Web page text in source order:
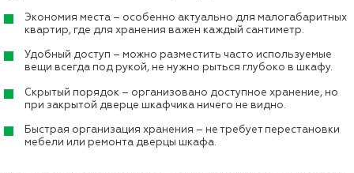
Экономия места – особенно актуально для малогабаритных
квартир, где для хранения важен каждый сантиметр.
Удобный доступ – можно разместить часто используемые
вещи всегда под рукой, не нужно рыться глубоко в шкафу.
Скрытый порядок – организовано доступное хранение, но
при закрытой дверце шкафчика ничего не видно.
Быстрая организация хранения – не требует перестановки
мебели или ремонта дверцы шкафа.